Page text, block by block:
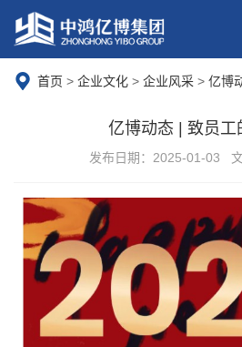
首页 > 企业文化 > 企业风采 > 亿博
亿博动态 | 致员工
发布日期：2025-01-03